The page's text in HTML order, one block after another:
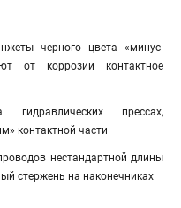
черного цвета «минус-
от коррозии контактное
прессах,
контактной части
нестандартной длины
стержень на наконечниках